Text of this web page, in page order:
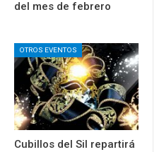
del mes de febrero
OTROS EVENTOS
Cubillos del Sil repartirá